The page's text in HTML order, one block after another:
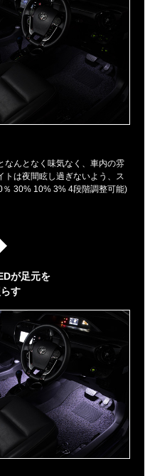
なんとなく味気なく、車内の雰
トは夜間眩し過ぎないよう、ス
30% 10% 3% 4段階調整可能)
が足元を
す